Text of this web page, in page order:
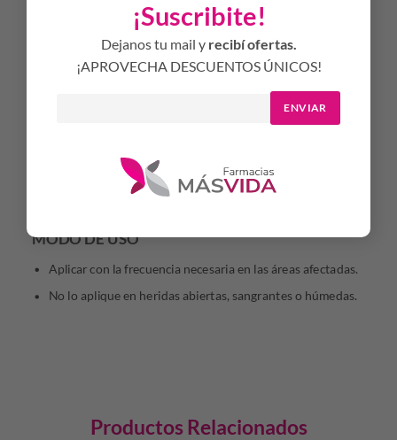
¡Suscribite!
Dejanos tu mail y recibí ofertas.
¡APROVECHA DESCUENTOS ÚNICOS!
ENVIAR
Eucerin Aquaphor Pomada Reparadora es bien tolerado por
la piel, es suave, no acnógeno, es acomedógeno, inodoro, y
está libre de fragancias, colorantes, alcohol y conservantes
que pueden causar irritación o dermatitis por contacto.
Sin conservantes
MODO DE USO
Aplicar con la frecuencia necesaria en las áreas afectadas.
No lo aplique en heridas abiertas, sangrantes o húmedas.
Productos Relacionados